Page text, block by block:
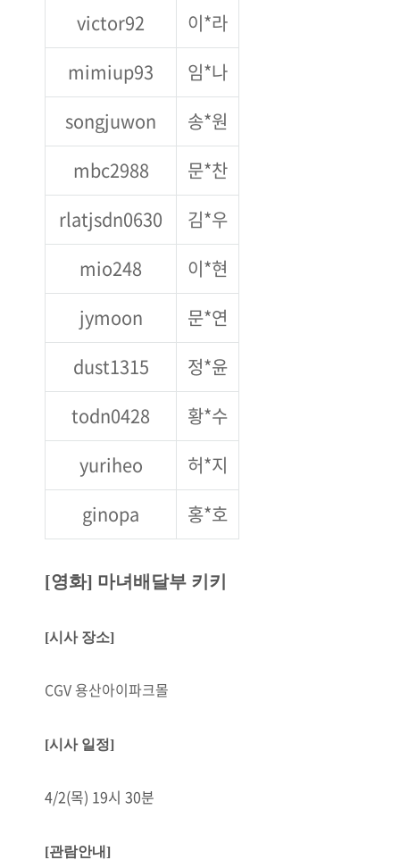
victor92
이*라
mimiup93
임*나
songjuwon
송*원
mbc2988
문*찬
rlatjsdn0630
김*우
mio248
이*현
jymoon
문*연
dust1315
정*윤
todn0428
황*수
yuriheo
허*지
ginopa
홍*호
[영화] 마녀배달부 키키
[시사 장소]
CGV 용산아이파크몰
[시사 일정]
4/2(목) 19시 30분
[관람안내]